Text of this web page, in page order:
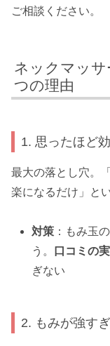
ご相談ください。
ネックマッ
つの理由
1. 思ったほど
最大の落とし穴。「
楽になるだけ」と
対策 ：もみ玉
う。
口コミの
ぎない
2. もみが強す